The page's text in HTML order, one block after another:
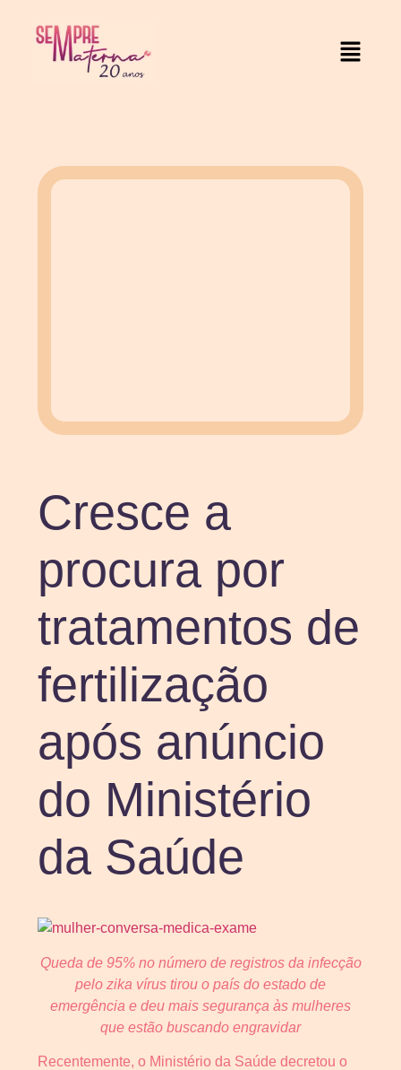
Cresce a
procura por
tratamentos de
fertilização
após anúncio
do Ministério
da Saúde
Queda de 95% no número de registros da infecção
pelo zika vírus tirou o país do estado de
emergência e deu mais segurança às mulheres
que estão buscando engravidar
Recentemente, o Ministério da Saúde decretou o